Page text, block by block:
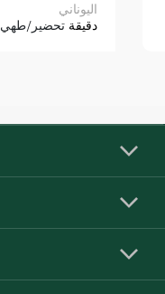
اليوناني
دقيقة تحضير/طهي